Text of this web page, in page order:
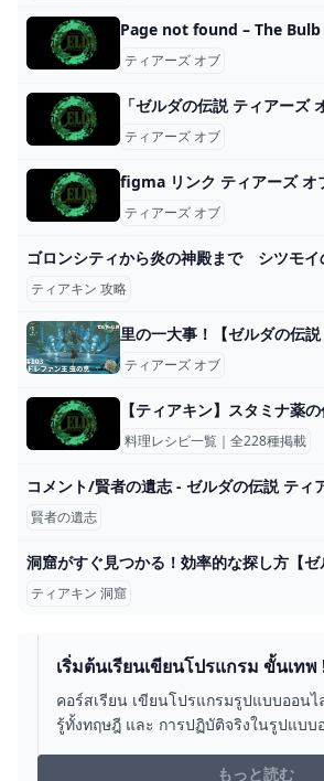
Page not found – The Bulb
ティアーズ オブ
ティアーズ オブ
ティアーズ オブ
ティアキン 攻略
ティアーズ オブ
料理レシピ一覧｜全228種掲載
賢者の遺志
ティアキン 洞窟
เริ่มต้นเรียนเขียนโปรแกรม ขั้นเท
ยอดมนุษย์ BORNTODEV
คอร์สเรียน เขียนโปรแกรมรูปแบบออน
รู้ทั้งทฤษฎี และ การปฏิบัติจริงในรูปแบบ
もっと読む